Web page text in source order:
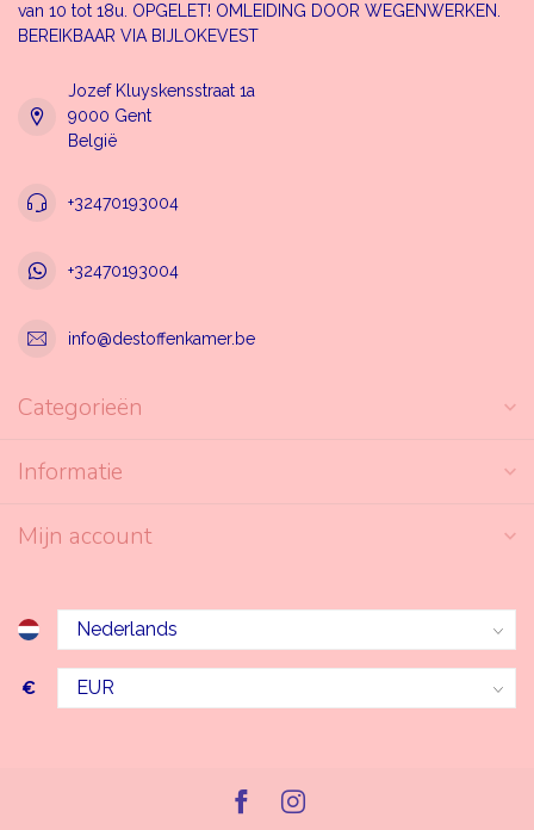
van 10 tot 18u. OPGELET! OMLEIDING DOOR WEGENWERKEN.
BEREIKBAAR VIA BIJLOKEVEST
Jozef Kluyskensstraat 1a
9000 Gent
België
+32470193004
+32470193004
info@destoffenkamer.be
Categorieën
Informatie
Mijn account
€